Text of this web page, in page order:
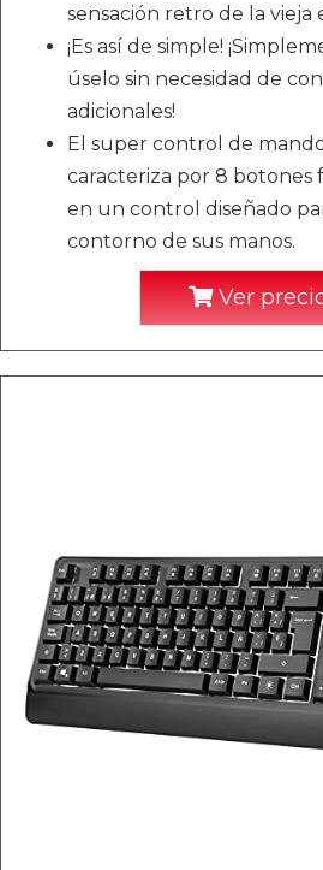
sensación retro de la vieja
¡Es así de simple!
úselo sin necesidad de
adicionales!
El super control de
caracteriza por 8 botones
en un control diseñado
contorno de sus manos.
Ver